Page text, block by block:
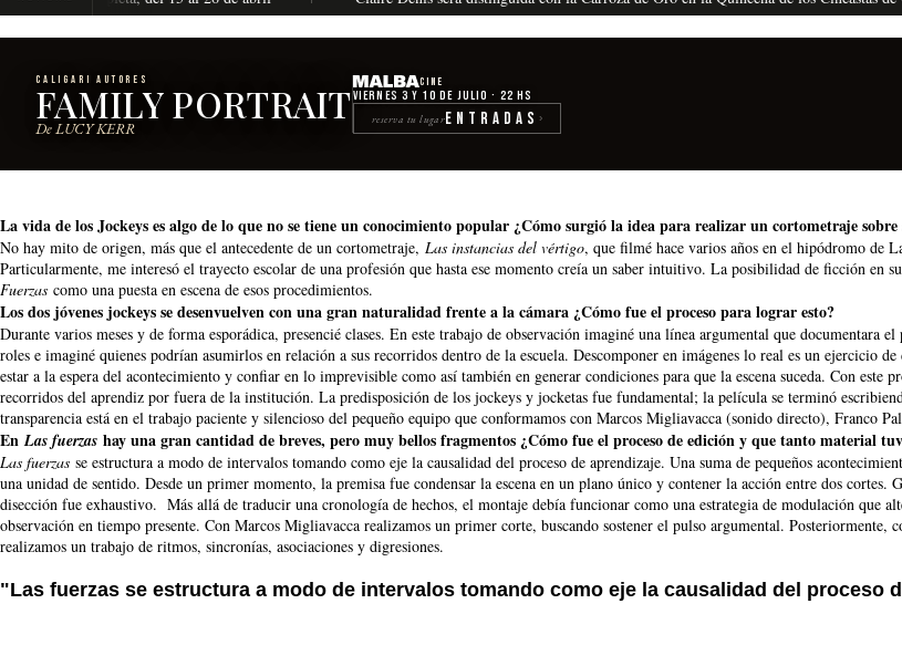
CALIGARI AUTORES
FAMILY PORTRAIT
De LUCY KERR
Cine
Viernes 3 y 10 de julio · 22 hs
reserva tu lugarEntradas ›
La vida de los Jockeys es algo de lo que no se tiene un conocimiento popular ¿Cómo surgió la idea para realizar un cortometraje sobre
No hay mito de origen, más que el antecedente de un cortometraje, Las instancias del vértigo, que filmé hace varios años en el hipódromo de
Particularmente, me interesó el trayecto escolar de una profesión que hasta ese momento creía un saber intuitivo. La posibilidad de ficción en
Fuerzas como una puesta en escena de esos procedimientos.
Los dos jóvenes jockeys se desenvuelven con una gran naturalidad frente a la cámara ¿Cómo fue el proceso para lograr esto?
Durante varios meses y de forma esporádica, presencié clases. En este trabajo de observación imaginé una línea argumental que documentara
roles e imaginé quienes podrían asumirlos en relación a sus recorridos dentro de la escuela. Descomponer en imágenes lo real es un ejercicio
estar a la espera del acontecimiento y confiar en lo imprevisible como así también en generar condiciones para que la escena suceda. Con este
recorridos del aprendiz por fuera de la institución. La predisposición de los jockeys y jocketas fue fundamental; la película se terminó
transparencia está en el trabajo paciente y silencioso del pequeño equipo que conformamos con Marcos Migliavacca (sonido directo), Franco
EnLas fuerzas hay una gran cantidad de breves, pero muy bellos fragmentos ¿Cómo fue el proceso de edición y que tanto material
Las fuerzas se estructura a modo de intervalos tomando como eje la causalidad del proceso de aprendizaje. Una suma de pequeños
una unidad de sentido. Desde un primer momento, la premisa fue condensar la escena en un plano único y contener la acción entre dos cortes.
disección fue exhaustivo. Más allá de traducir una cronología de hechos, el montaje debía funcionar como una estrategia de modulación que
observación en tiempo presente. Con Marcos Migliavacca realizamos un primer corte, buscando sostener el pulso argumental. Posteriormente,
realizamos un trabajo de ritmos, sincronías, asociaciones y digresiones.
"Las fuerzas se estructura a modo de intervalos tomando como eje la causalidad del proceso